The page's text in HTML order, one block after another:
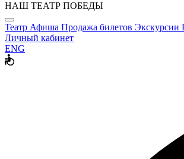
НАШ ТЕАТР ПОБЕДЫ
Театр Афиша Продажа билетов Экскурсии
Личный кабинет
ENG